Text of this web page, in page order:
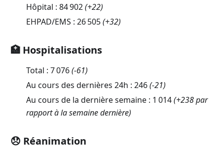
Hôpital : 84 902(+22)
EHPAD/EMS : 26 505(+32)
🏥 Hospitalisations
Total : 7 076(-61)
Au cours des dernières 24h : 246(-21)
Au cours de la dernière semaine : 1 014(+238 par
rapport à la semaine dernière)
😞 Réanimation